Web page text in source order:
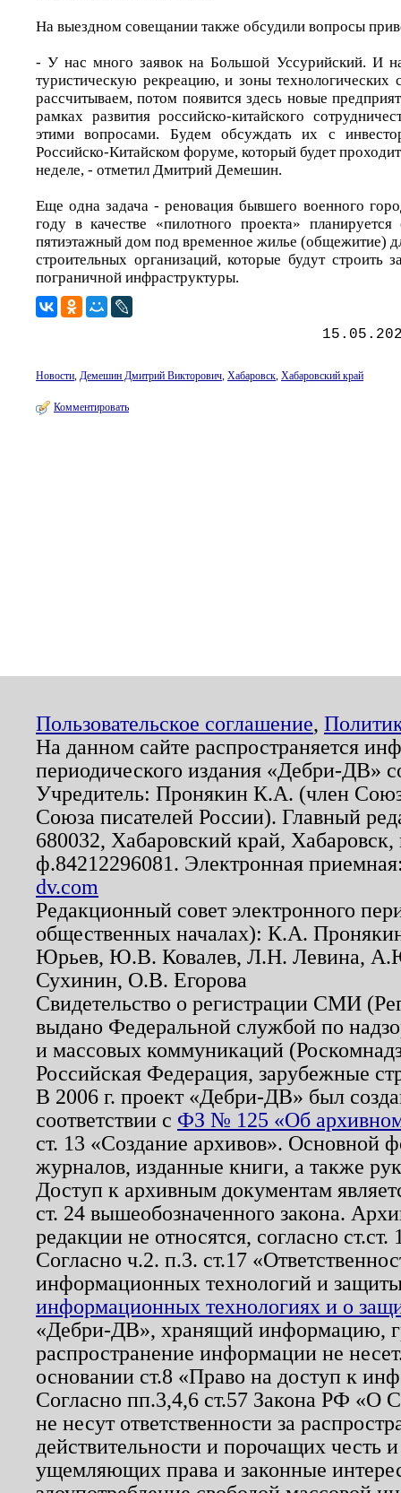
На выездном совещании также обсудили вопросы
- У нас много заявок на Большой Уссурийский. И
туристическую рекреацию, и зоны технологических
рассчитываем, потом появится здесь новые
рамках развития российско-китайского
этими вопросами. Будем обсуждать их с
Российско-Китайском форуме, который будет
неделе, - отметил Дмитрий Демешин.
Еще одна задача - реновация бывшего военного
году в качестве «пилотного проекта» планируется
пятиэтажный дом под временное жилье (общежитие)
строительных организаций, которые будут строить
пограничной инфраструктуры.
Новости, Демешин Дмитрий Викторович, Хабаровск, Хабаровский край
Комментировать
Пользовательское соглашение,
На данном сайте распространяется
периодического издания «Дебри-ДВ»
Учредитель: Пронякин К.А. (член
Союза писателей России). Главный
680032, Хабаровский край,
ф.84212296081. Электронная
dv.com
Редакционный совет электронного
общественных началах): К.А.
Юрьев, Ю.В. Ковалев, Л.Н. Левина,
Сухинин, О.В. Егорова
Свидетельство о регистрации СМИ
выдано Федеральной службой по
и массовых коммуникаций
Российская Федерация, зарубежные
В 2006 г. проект «Дебри-ДВ» был
соответствии с ФЗ № 125 «Об
ст. 13 «Создание архивов». Основной
журналов, изданные книги, а также
Доступ к архивным документам
ст. 24 вышеобозначенного закона.
редакции не относятся, согласно
Согласно ч.2. п.3. ст.17
информационных технологий и
информационных технологиях и о
«Дебри-ДВ», хранящий информацию,
распространение информации не
основании ст.8 «Право на доступ к
Согласно пп.3,4,6 ст.57 Закона РФ «О
не несут ответственности за
действительности и порочащих честь
ущемляющих права и законные